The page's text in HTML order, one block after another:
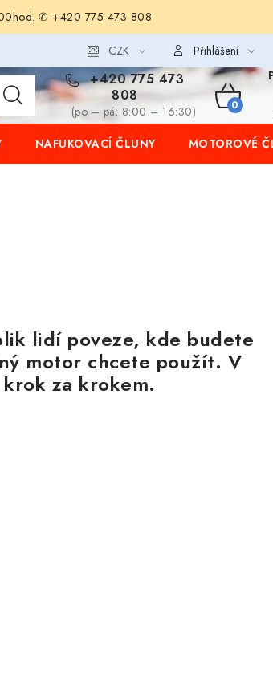
✆ +420 775 473 808
CZK Přihlášení
+420 775 473
808
(po – pá: 8:00 – 16:30)
KOŠÍK
NAFUKOVACÍ ČLUNY MOTOROVÉ
lidí poveze, kde budete
motor chcete použít. V
za krokem.